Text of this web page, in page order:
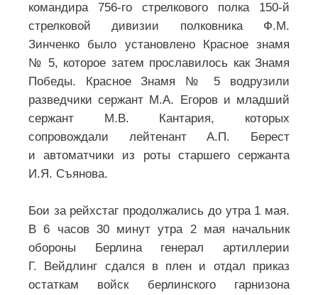
командира 756-го стрелкового полка 150-й
стрелковой дивизии полковника Ф.М.
Зинченко было установлено Красное знамя
№ 5, которое затем прославилось как Знамя
Победы. Красное Знамя № 5 водрузили
разведчики сержант М.А. Егоров и младший
сержант М.В. Кантария, которых
сопровождали лейтенант А.П. Берест
и автоматчики из роты старшего сержанта
И.Я. Съянова.
Бои за рейхстаг продолжались до утра 1 мая.
В 6 часов 30 минут утра 2 мая начальник
обороны Берлина генерал артиллерии
Г. Вейдлинг сдался в плен и отдал приказ
остаткам войск берлинского гарнизона